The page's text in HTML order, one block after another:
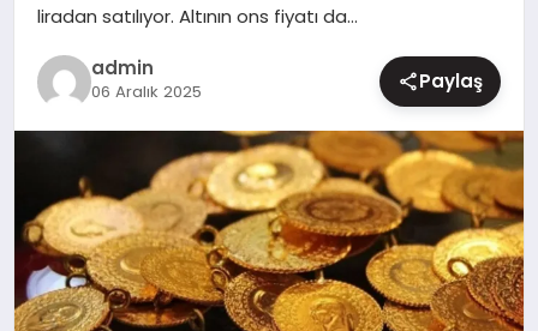
liradan satılıyor. Altının ons fiyatı da…
admin
06 Aralık 2025 Paylaş